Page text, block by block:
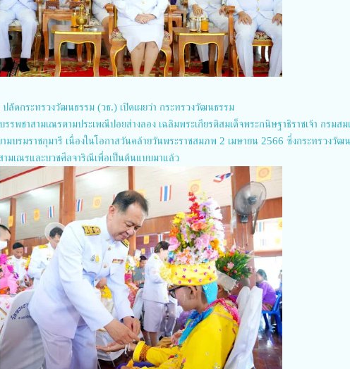
ลัดกระทรวงวัฒนธรรม (วธ.) เปิดเผยว่า กระทรวงวัฒนธรรม
รรพชาสามเณรตามประเพณีปอยส่างลอง เฉลิมพระเกียรติสมเด็จพระกนิษฐาธิราชเจ้า กรมสม
มบรมราชกุมารี เนื่องในโอกาสวันคล้ายวันพระราชสมภพ 2 เมษายน 2566 ซึ่งกระทรวงวัฒ
ามเณรและบวชศีลจาริณีเพื่อเป็นต้นแบบมาแล้ว